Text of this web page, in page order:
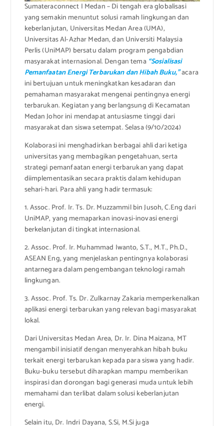
Sumateraconnect I Medan – Di tengah era globalisasi
yang semakin menuntut solusi ramah lingkungan dan
keberlanjutan, Universitas Medan Area (UMA),
Universitas Al-Azhar Medan, dan Universiti Malaysia
Perlis (UniMAP) bersatu dalam program pengabdian
masyarakat internasional. Dengan tema“Sosialisasi
Pemanfaatan Energi Terbarukan dan Hibah Buku,”acara
ini bertujuan untuk meningkatkan kesadaran dan
pemahaman masyarakat mengenai pentingnya energi
terbarukan. Kegiatan yang berlangsung di Kecamatan
Medan Johor ini mendapat antusiasme tinggi dari
masyarakat dan siswa setempat. Selasa (9/10/2024)
Kolaborasi ini menghadirkan berbagai ahli dari ketiga
universitas yang membagikan pengetahuan, serta
strategi pemanfaatan energi terbarukan yang dapat
diimplementasikan secara praktis dalam kehidupan
sehari-hari. Para ahli yang hadir termasuk:
1. Assoc. Prof. Ir. Ts. Dr. Muzzammil bin Jusoh, C.Eng dari
UniMAP, yang memaparkan inovasi-inovasi energi
berkelanjutan di tingkat internasional.
2. Assoc. Prof. Ir. Muhammad Iwanto, S.T., M.T., Ph.D.,
ASEAN Eng, yang menjelaskan pentingnya kolaborasi
antarnegara dalam pengembangan teknologi ramah
lingkungan.
3. Assoc. Prof. Ts. Dr. Zulkarnay Zakaria memperkenalkan
aplikasi energi terbarukan yang relevan bagi masyarakat
lokal.
Dari Universitas Medan Area, Dr. Ir. Dina Maizana, MT
mengambil inisiatif dengan menyerahkan hibah buku
terkait energi terbarukan kepada para siswa yang hadir.
Buku-buku tersebut diharapkan mampu memberikan
inspirasi dan dorongan bagi generasi muda untuk lebih
memahami dan terlibat dalam solusi keberlanjutan
energi.
Selain itu, Dr. Indri Dayana, S.Si, M.Si juga